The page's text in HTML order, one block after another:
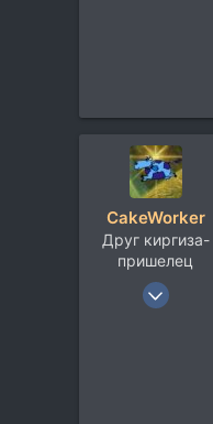
CakeWorker
Друг киргиза-
пришелец
10 Ноя 2002